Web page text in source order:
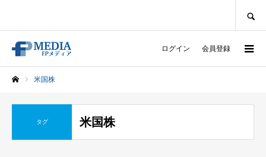
ログイン 会員登録
米国株
タグ 米国株